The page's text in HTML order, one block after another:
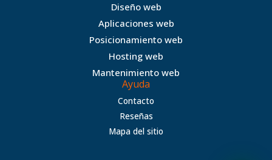
Diseño web
Aplicaciones web
Posicionamiento web
Hosting web
Mantenimiento web
Ayuda
Contacto
Reseñas
Mapa del sitio